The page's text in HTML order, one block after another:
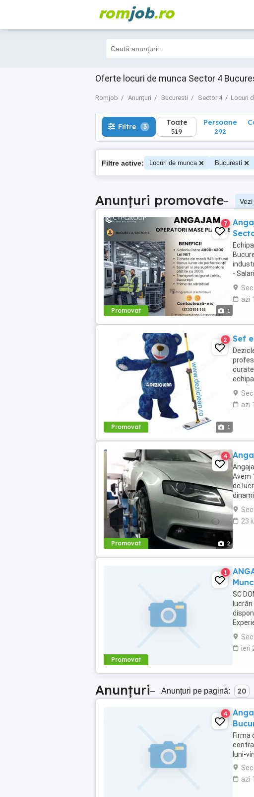
romjob.ro
Oferte locuri de munca Sector 4
Romjob Anunțuri Bucuresti Sector 4 Locuri
Filtre 3 Toate
519
Filtre 3 Toate
519
Persoane
292
Filtre active: Locuri de munca Bucuresti
Anunțuri promovate–
Promovat 1
7
-
azi
Promovat 1
2 Sef
azi
Promovat 2
4
Avem
de
23
Promovat
1
SC
ieri
Anunțuri– Anunțuri pe pagină: 20
4
Firma
luni-
azi